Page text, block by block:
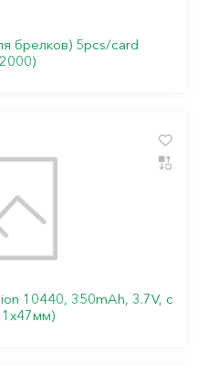
брелков) 5pcs/card
10440, 350mAh, 3.7V, с